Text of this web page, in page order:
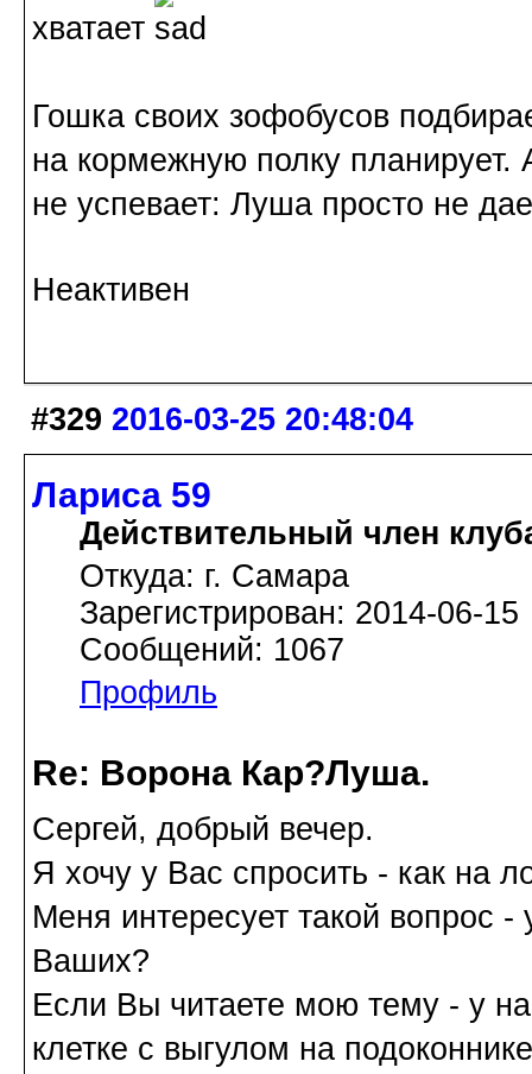
хватает
Гошка своих зофобусов
на кормежную полку
не успевает: Луша просто не
Неактивен
#329 2016-03-25 20:48:04
Лариса 59
Действительный член
Откуда: г. Самара
Зарегистрирован: 2014-06-15
Сообщений: 1067
Профиль
Re: Ворона Кар?Луша.
Сергей, добрый вечер.
Я хочу у Вас спросить - как на
Меня интересует такой вопрос
Ваших?
Если Вы читаете мою тему - у
клетке с выгулом на